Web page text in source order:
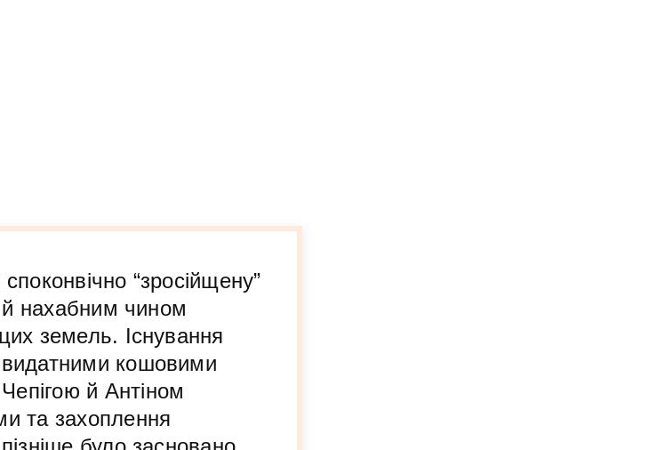
“зросійщену”
й нахабним чином
земель. Існування
видатними кошовими
й Антіном
та захоплення